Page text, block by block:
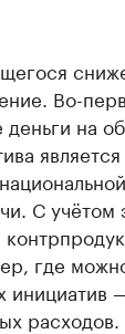
Во-
на
С учётом
где
инициатив
расходов.